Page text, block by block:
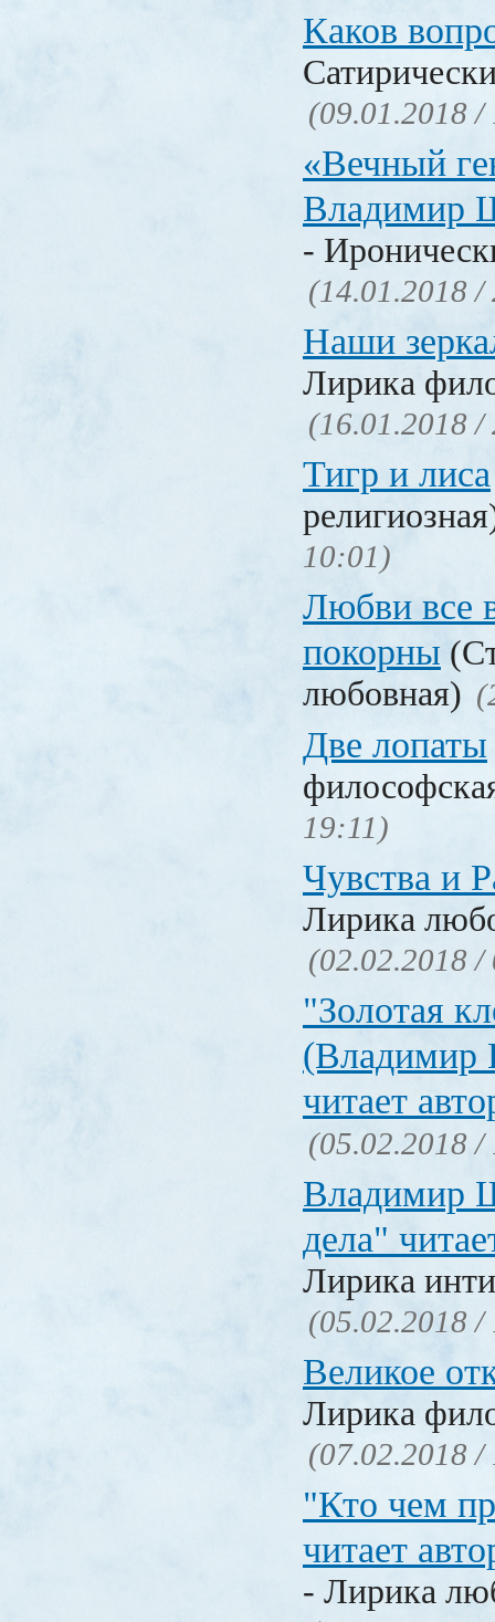
Каков
(09.01.2018 /
«Вечный
Владимир
-
(14.01.2018 /
Наши
Лирика
(16.01.2018 /
Тигр и лиса
10:01)
Любви все
покорны
любовная)
Две лопаты
19:11)
Чувства и
Лирика
(02.02.2018 /
"Золотая
(Владимир
читает
(05.02.2018 /
Владимир
дела"
Лирика
(05.02.2018 /
Великое
Лирика
(07.02.2018 /
"Кто чем
читает
- Лирика